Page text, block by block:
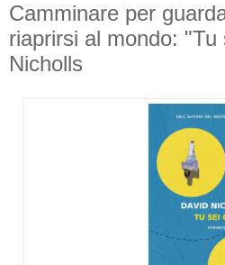
Camminare per
riaprirsi al mondo:
Nicholls